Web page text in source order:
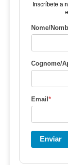
Inscríbete a
Nome/
Cognome/
Email*
Enviar